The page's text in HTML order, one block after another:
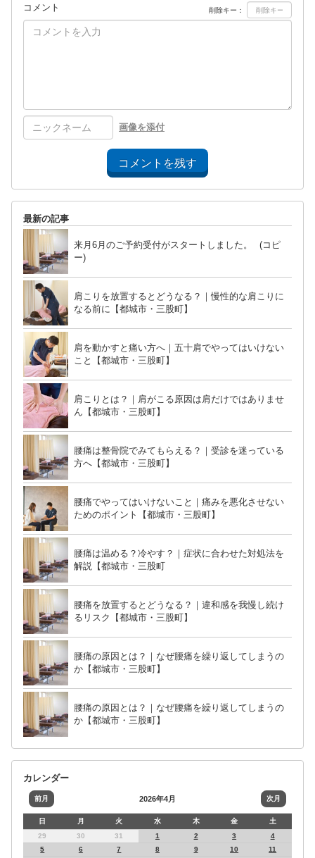
コメント 削除キー：
画像を添付
コメントを残す
最新の記事
来月6月のご予約受付がスタートしました。 (コピ
ー)
肩こりを放置するとどうなる？｜慢性的な肩こりに
なる前に【都城市・三股町】
肩を動かすと痛い方へ｜五十肩でやってはいけない
こと【都城市・三股町】
肩こりとは？｜肩がこる原因は肩だけではありませ
ん【都城市・三股町】
腰痛は整骨院でみてもらえる？｜受診を迷っている
方へ【都城市・三股町】
腰痛でやってはいけないこと｜痛みを悪化させない
ためのポイント【都城市・三股町】
腰痛は温める？冷やす？｜症状に合わせた対処法を
解説【都城市・三股町
腰痛を放置するとどうなる？｜違和感を我慢し続け
るリスク【都城市・三股町】
腰痛の原因とは？｜なぜ腰痛を繰り返してしまうの
か【都城市・三股町】
腰痛の原因とは？｜なぜ腰痛を繰り返してしまうの
か【都城市・三股町】
カレンダー
前月 2026年4月 次月
日 月 火 水 木 金
土
29
30 31 1 2 3
4
5
6 7 8 9 10
11